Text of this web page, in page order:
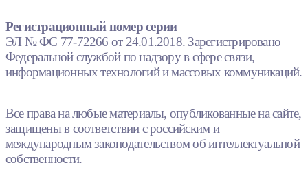
Регистрационный номер серии
ЭЛ № ФС 77-72266 от 24.01.2018. Зарегистрировано
Федеральной службой по надзору в сфере связи,
информационных технологий и массовых коммуникаций.
Все права на любые материалы, опубликованные на сайте,
защищены в соответствии с российским и
международным законодательством об интеллектуальной
собственности.